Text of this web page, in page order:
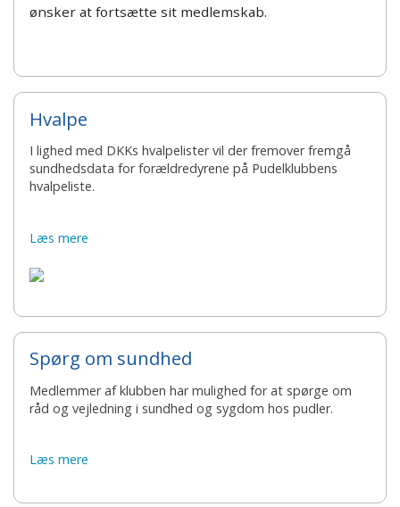
ønsker at fortsætte sit medlemskab.
Hvalpe
I lighed med DKKs hvalpelister vil der fremover fremgå
sundhedsdata for forældredyrene på Pudelklubbens
hvalpeliste.
Læs mere
Spørg om sundhed
Medlemmer af klubben har mulighed for at spørge om
råd og vejledning i sundhed og sygdom hos pudler.
Læs mere